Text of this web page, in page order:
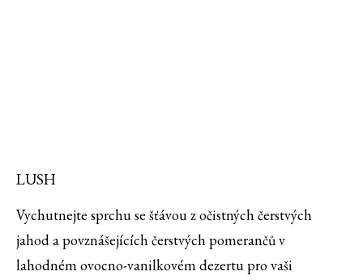
LUSH
Vychutnejte sprchu se šťávou z očistných čerstvých
jahod a povznášejících čerstvých pomerančů v
lahodném ovocno-vanilkovém dezertu pro vaši